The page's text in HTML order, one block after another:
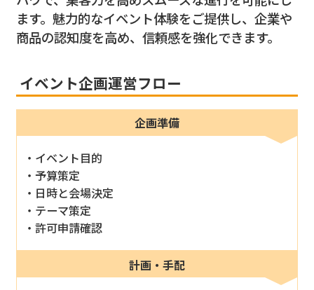
ます。魅力的なイベント体験をご提供し、企業や
商品の認知度を高め、信頼感を強化できます。
イベント企画運営フロー
企画準備
イベント目的
予算策定
日時と会場決定
テーマ策定
許可申請確認
計画・手配